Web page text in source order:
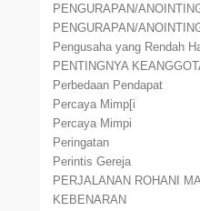
PENGURAPAN/
PENGURAPAN/
Pengusaha yang Rendah
PENTINGNYA
Perbedaan Pendapat
Percaya Mimp[i
Percaya Mimpi
Peringatan
Perintis Gereja
PERJALANAN ROHANI
KEBENARAN